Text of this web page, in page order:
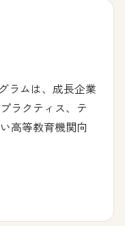
ラムは、成長企業
ラクティス、テ
高等教育機関向